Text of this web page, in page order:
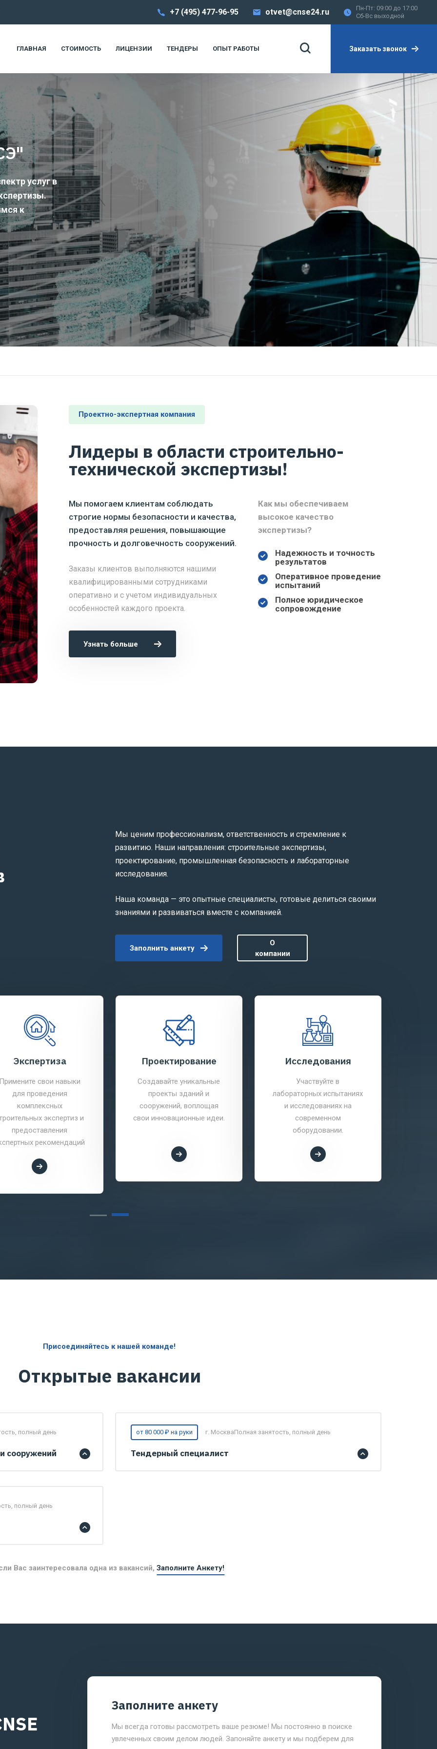
+7 (495) 477-96-95 otvet@cnse24.ru
Пн-Пт: 09:00 до 17:00
Сб-Вс выходной
ГЛАВНАЯ СТОИМОСТЬ ЛИЦЕНЗИИ ТЕНДЕРЫ ОПЫТ РАБОТЫ Заказать звонок
услуг в
к
Проектно-экспертная компания
Лидеры в области строительно-
технической экспертизы!
Мы помогаем клиентам соблюдать
строгие нормы безопасности и качества,
предоставляя решения, повышающие
прочность и долговечность сооружений.
Заказы клиентов выполняются нашими
квалифицированными сотрудниками
оперативно и с учетом индивидуальных
особенностей каждого проекта.
Узнать больше
Как мы обеспечиваем
высокое качество
экспертизы?
Надежность и точность
результатов
Оперативное проведение
испытаний
Полное юридическое
сопровождение
Мы ценим профессионализм, ответственность и стремление к
развитию. Наши направления: строительные экспертизы,
проектирование, промышленная безопасность и лабораторные
исследования.
Наша команда — это опытные специалисты, готовые делиться своими
знаниями и развиваться вместе с компанией.
Заполнить анкету
О
компании
Экспертиза
Примените свои навыки
для проведения
комплексных
экспертиз и
предоставления
рекомендаций
Проектирование
Создавайте уникальные
проекты зданий и
сооружений, воплощая
свои инновационные идеи.
Исследования
Участвуйте в
лабораторных испытаниях
и исследованиях на
современном
оборудовании.
Присоединяйтесь к нашей команде!
Открытые вакансии
полный день
сооружений
полный день
от 80 000 ₽ на руки г. МоскваПолная занятость, полный день
Тендерный специалист
Вас заинтересовала одна из вакансий, Заполните Анкету!
Заполните анкету
Мы всегда готовы рассмотреть ваше резюме! Мы постоянно в поиске
увлеченных своим делом людей. Запоняйте анкету и мы подберем для